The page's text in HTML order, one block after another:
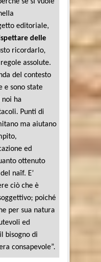
se si vuole
editoriale,
delle
ricordarlo,
assolute.
del contesto
e sono state
ha
Punti di
ma aiutano
ed
ottenuto
naïf. E’
ciò che è
poiché
per sua natura
ed
bisogno di
consapevole”.